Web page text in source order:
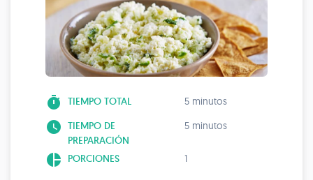
timer TIEMPO TOTAL 5 minutos
watch_later TIEMPO DE
PREPARACIÓN
5 minutos
pie_chart PORCIONES 1